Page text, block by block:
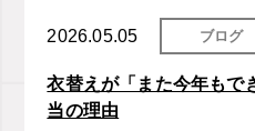
2026.05.05 ブログ
衣替えが「また今年もで
当の理由